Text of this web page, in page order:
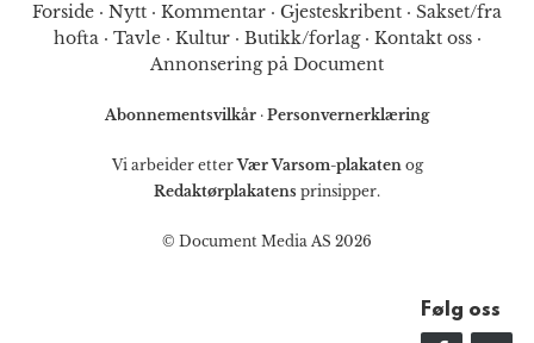
Forside · Nytt · Kommentar · Gjesteskribent · Sakset/fra
hofta· Tavle· Kultur· Butikk/forlag· Kontakt oss·
Annonsering på Document
Abonnementsvilkår · Personvernerklæring
Vi arbeider etterVær Varsom-plakatenog
Redaktørplakatens prinsipper.
© Document Media AS 2026
Følg oss